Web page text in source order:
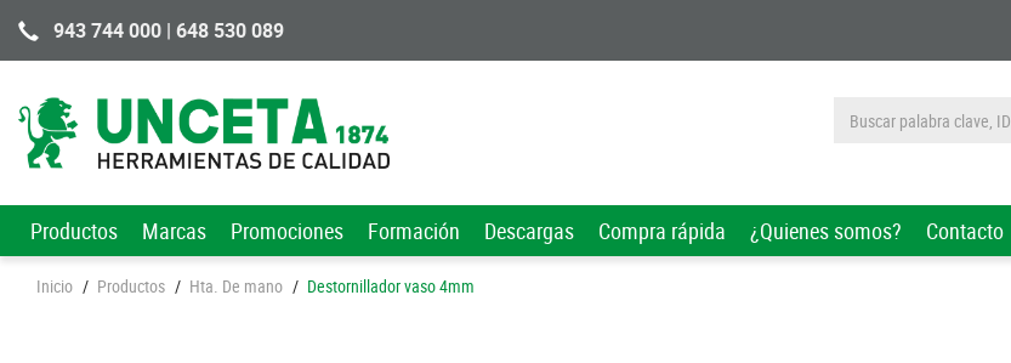
943 744 000 | 648 530 089
Productos Marcas Promociones Formación Descargas Compra rápida ¿Quienes somos? Contacto
Inicio / Productos / Hta. De mano / Destornillador vaso 4mm